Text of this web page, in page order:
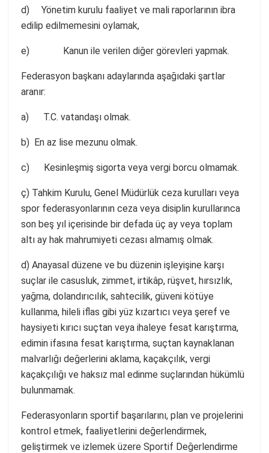
d) Yönetim kurulu faaliyet ve mali raporlarının ibra
edilip edilmemesini oylamak,
e) Kanun ile verilen diğer görevleri yapmak.
Federasyon başkanı adaylarında aşağıdaki şartlar
aranır:
a) T.C. vatandaşı olmak.
b) En az lise mezunu olmak.
c) Kesinleşmiş sigorta veya vergi borcu olmamak.
ç) Tahkim Kurulu, Genel Müdürlük ceza kurulları veya
spor federasyonlarının ceza veya disiplin kurullarınca
son beş yıl içerisinde bir defada üç ay veya toplam
altı ay hak mahrumiyeti cezası almamış olmak.
d) Anayasal düzene ve bu düzenin işleyişine karşı
suçlar ile casusluk, zimmet, irtikâp, rüşvet, hırsızlık,
yağma, dolandırıcılık, sahtecilik, güveni kötüye
kullanma, hileli iflas gibi yüz kızartıcı veya şeref ve
haysiyeti kırıcı suçtan veya ihaleye fesat karıştırma,
edimin ifasına fesat karıştırma, suçtan kaynaklanan
malvarlığı değerlerini aklama, kaçakçılık, vergi
kaçakçılığı ve haksız mal edinme suçlarından hükümlü
bulunmamak.
Federasyonların sportif başarılarını, plan ve projelerini
kontrol etmek, faaliyetlerini değerlendirmek,
geliştirmek ve izlemek üzere Sportif Değerlendirme